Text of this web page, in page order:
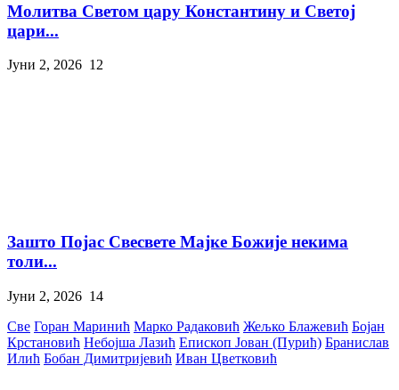
Молитва Светом цару Константину и Светој
цари...
Јуни 2, 2026 12
Зашто Појас Свесвете Мајке Божије некима
толи...
Јуни 2, 2026 14
Све Горан Маринић Марко Радаковић Жељко Блажевић Бојан
Крстановић Небојша Лазић Епископ Јован (Пурић) Бранислав
Илић Бобан Димитријевић Иван Цветковић